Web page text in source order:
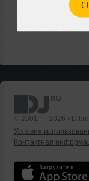
© 2001 — 2026
Условия
Контактная